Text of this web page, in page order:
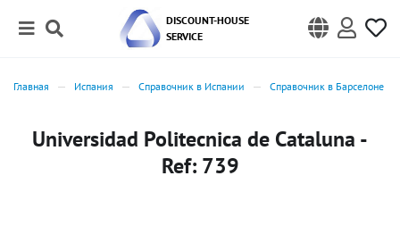
DISCOUNT-HOUSE
SERVICE
Главная Испания Справочник в Испании Справочник в Барселоне
Universidad Politecnica de Cataluna -
Ref: 739